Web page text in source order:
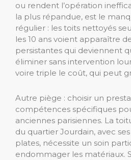
ou rendent l’opération
la plus répandue, est le
régulier : les toits nettoyés
les 10 ans voient apparaître
persistantes qui deviennent
éliminer sans intervention
voire triple le coût, qui peut
Autre piège : choisir un
compétences spécifiques
anciennes parisiennes. La
du quartier Jourdain, avec
plates, nécessite un soin
endommager les matériaux.